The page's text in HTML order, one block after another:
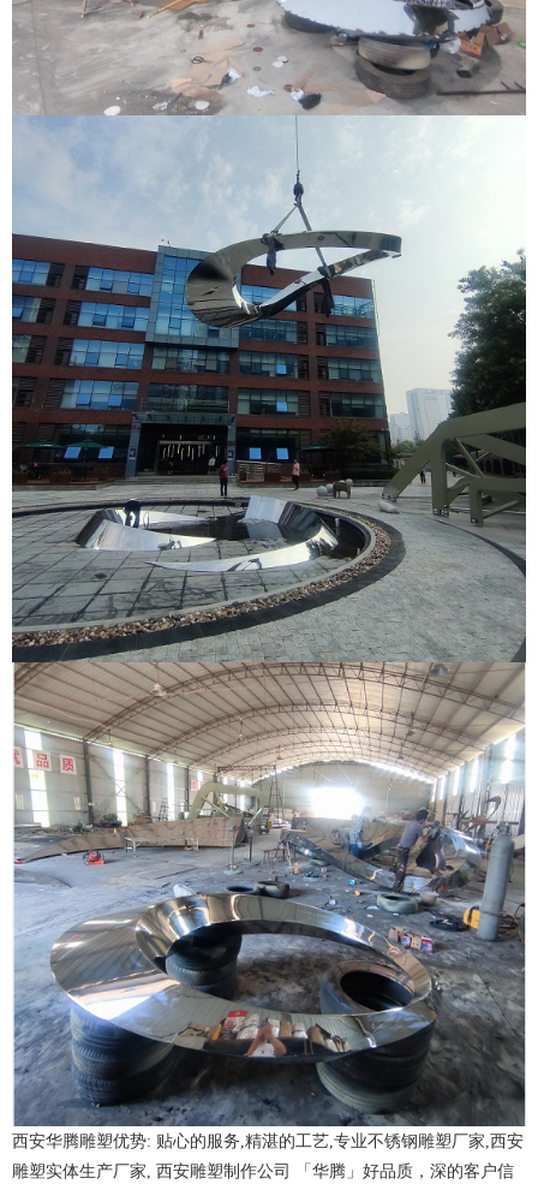
西安华腾雕塑优势: 贴心的服务,精湛的工艺,专业不锈钢雕塑厂家,西安
雕塑实体生产厂家, 西安雕塑制作公司 「华腾」好品质，深的客户信